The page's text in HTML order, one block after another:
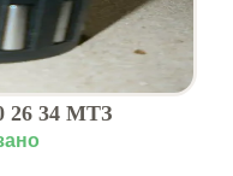
26 34 МТЗ